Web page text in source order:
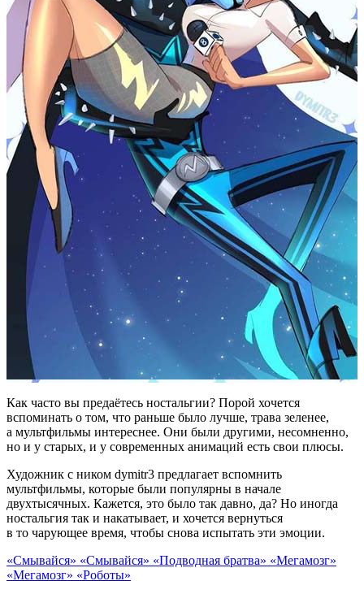
Как часто вы предаётесь ностальгии? Порой хочется
вспоминать о том, что раньше было лучше, трава зеленее,
а мультфильмы интереснее. Они были другими, несомненно,
но и у старых, и у современных анимаций есть свои плюсы.
Художник с ником dymitr3 предлагает вспомнить
мультфильмы, которые были популярны в начале
двухтысячных. Кажется, это было так давно, да? Но иногда
ностальгия так и накатывает, и хочется вернуться
в то чарующее время, чтобы снова испытать эти эмоции.
«Смывайся» «Смывайся» «Подводная братва» «Мегамозг»
«Мегамозг» «Роботы»